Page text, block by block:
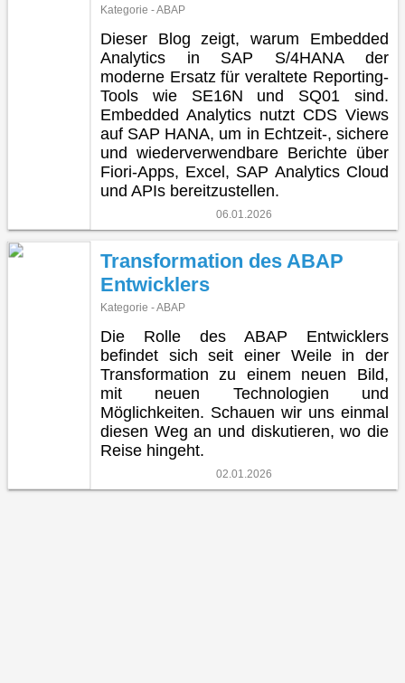
Kategorie - ABAP
Dieser Blog zeigt, warum Embedded
Analytics in SAP S/4HANA der
moderne Ersatz für veraltete Reporting-
Tools wie SE16N und SQ01 sind.
Embedded Analytics nutzt CDS Views
auf SAP HANA, um in Echtzeit-, sichere
und wiederverwendbare Berichte über
Fiori-Apps, Excel, SAP Analytics Cloud
und APIs bereitzustellen.
06.01.2026
Transformation des ABAP
Entwicklers
Kategorie - ABAP
Die Rolle des ABAP Entwicklers
befindet sich seit einer Weile in der
Transformation zu einem neuen Bild,
mit neuen Technologien und
Möglichkeiten. Schauen wir uns einmal
diesen Weg an und diskutieren, wo die
Reise hingeht.
02.01.2026